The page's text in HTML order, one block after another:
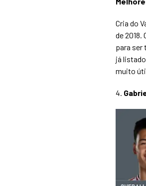
Cria do
de 2018.
para ser
já
muito
4.